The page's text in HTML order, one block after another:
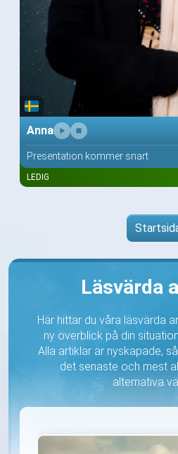
Anna
Presentation kommer snart
LEDIG
Läsvärda
Här hittar du våra läsvärda
ny överblick på din
Alla artiklar är nyskapade,
det senaste och mest
alternativa